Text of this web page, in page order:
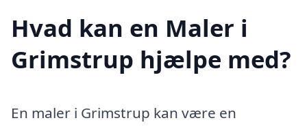
Hvad kan en Maler i
Grimstrup hjælpe med?
En maler i Grimstrup kan være en